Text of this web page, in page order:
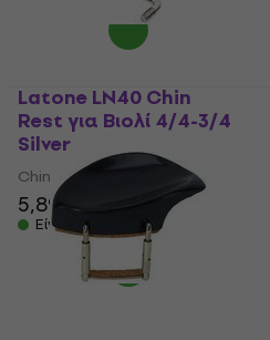
Latone LN40 Chin
Rest για Βιολί 4/4-3/4
Silver
Chin Rest για Βιολί
5,89 €
Είναι στο απόθεμα